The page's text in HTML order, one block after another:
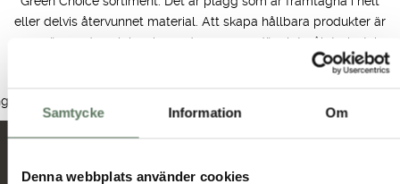
Samtycke Information Om
Denna webbplats använder cookies
eller delvis återvunnet material. Att skapa hållbara produkter är
en spännande och inspirerande process, där slutmålet givetvis
är att hela Tuxers sortiment ska vara av en grönare karaktär.
produkter hittades som motsvarar ditt val.